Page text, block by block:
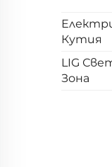
Кутия
LIG
Зона